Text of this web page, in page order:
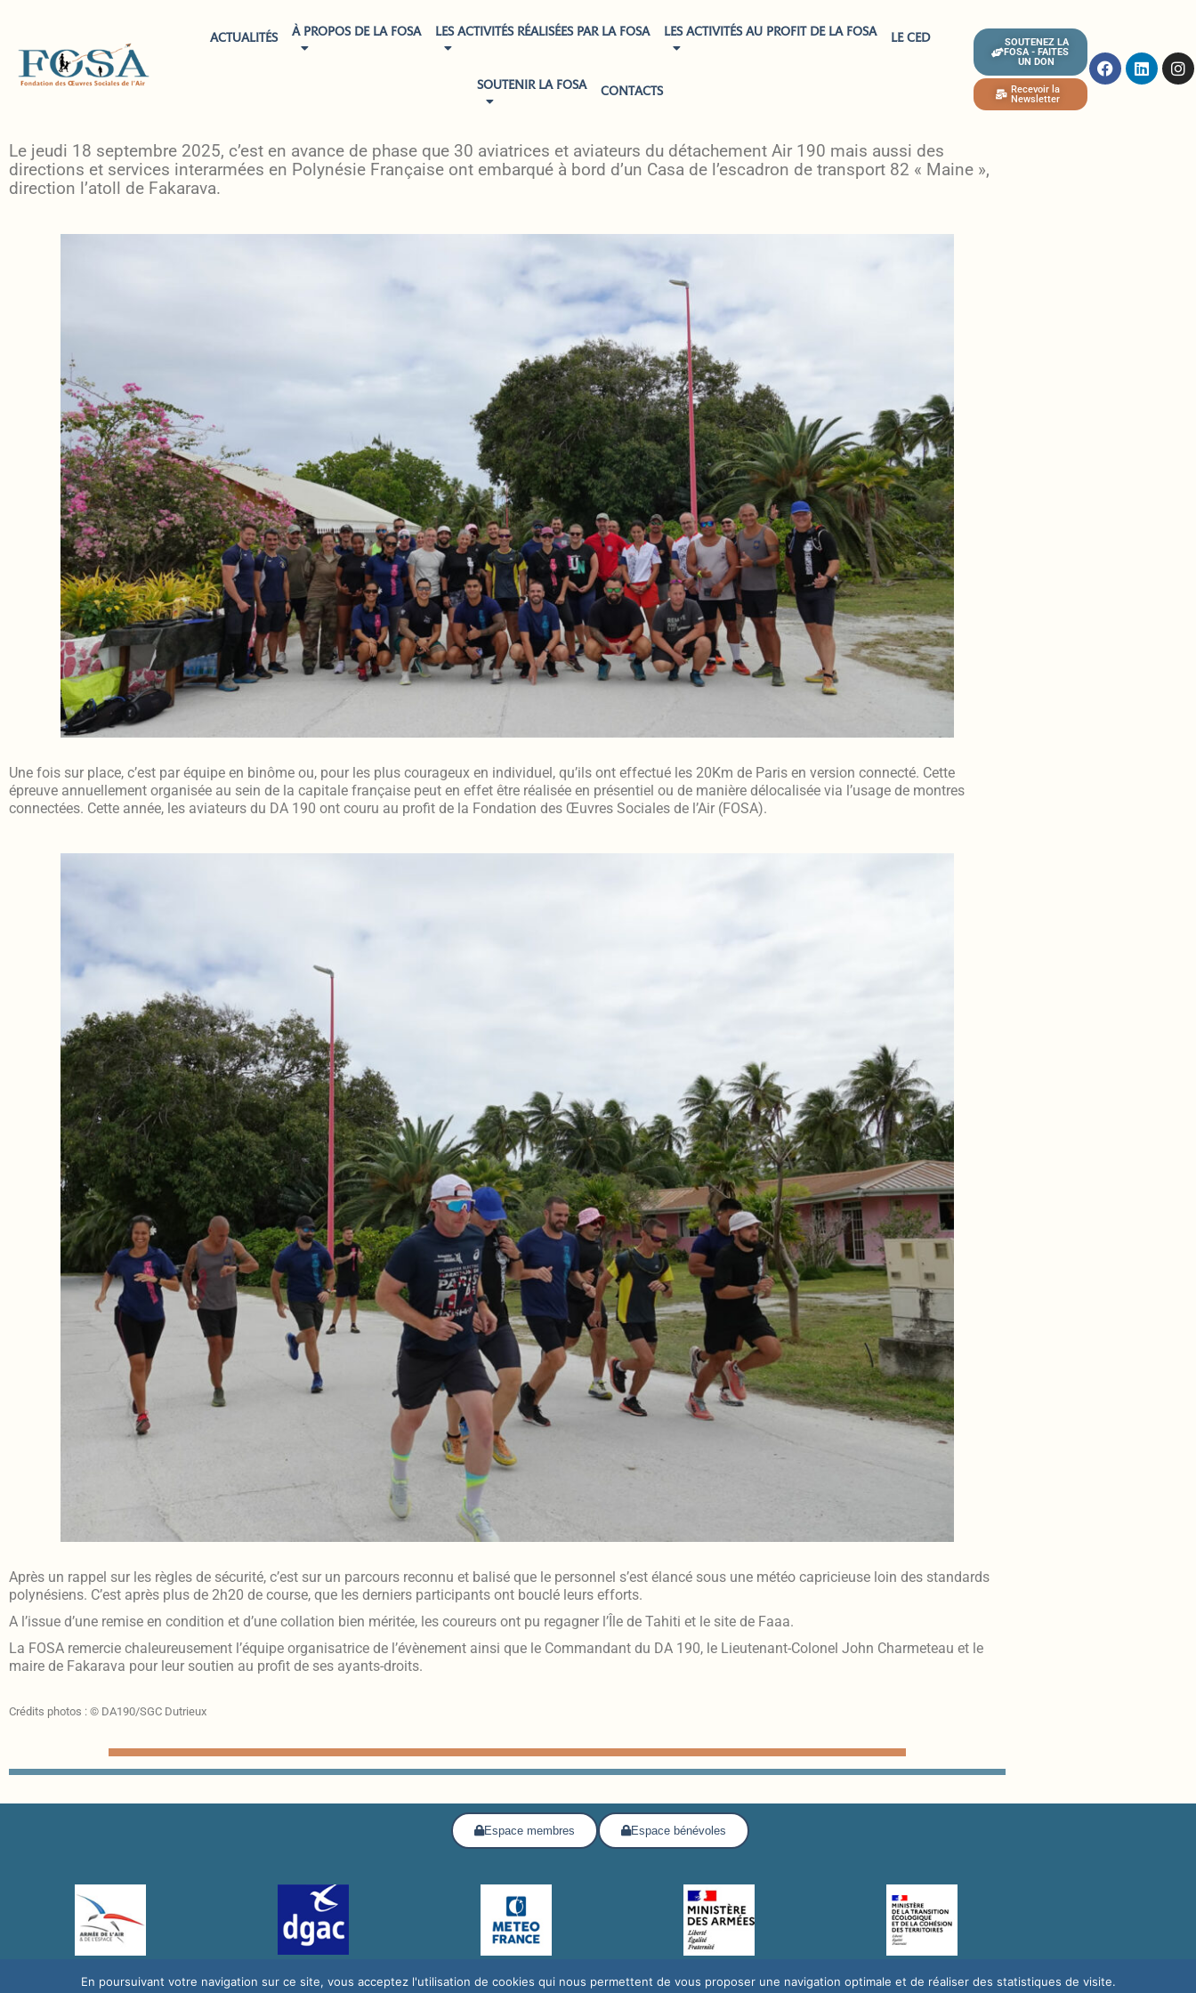
ACTUALITÉS
À PROPOS DE LA FOSA LES ACTIVITÉS RÉALISÉES PAR LA FOSA LES ACTIVITÉS AU PROFIT DE LA FOSA
LE CED
SOUTENIR LA FOSA
CONTACTS
SOUTENEZ LA
FOSA - FAITES
UN DON
Recevoir la
Newsletter
Le jeudi 18 septembre 2025, c’est en avance de phase que 30 aviatrices et aviateurs du détachement Air 190 mais aussi des
directions et services interarmées en Polynésie Française ont embarqué à bord d’un Casa de l’escadron de transport 82 « Maine »,
direction l’atoll de Fakarava.
Une fois sur place, c’est par équipe en binôme ou, pour les plus courageux en individuel, qu’ils ont effectué les 20Km de Paris en version connecté. Cette
épreuve annuellement organisée au sein de la capitale française peut en effet être réalisée en présentiel ou de manière délocalisée via l’usage de montres
connectées. Cette année, les aviateurs du DA 190 ont couru au profit de la Fondation des Œuvres Sociales de l’Air (FOSA).
Après un rappel sur les règles de sécurité, c’est sur un parcours reconnu et balisé que le personnel s’est élancé sous une météo capricieuse loin des standards
polynésiens. C’est après plus de 2h20 de course, que les derniers participants ont bouclé leurs efforts.
A l’issue d’une remise en condition et d’une collation bien méritée, les coureurs ont pu regagner l’Île de Tahiti et le site de Faaa.
La FOSA remercie chaleureusement l’équipe organisatrice de l’évènement ainsi que le Commandant du DA 190, le Lieutenant-Colonel John Charmeteau et le
maire de Fakarava pour leur soutien au profit de ses ayants-droits.
Crédits photos : © DA190/SGC Dutrieux
Espace membres Espace bénévoles
En poursuivant votre navigation sur ce site, vous acceptez l'utilisation de cookies qui nous permettent de vous proposer une navigation optimale et de réaliser des statistiques de visite.